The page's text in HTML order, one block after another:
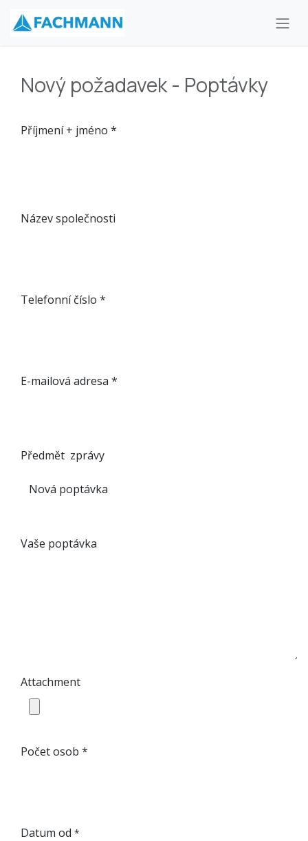
Nový požadavek - Poptávky
Příjmení + jméno *
Název společnosti
Telefonní číslo *
E-mailová adresa *
Předmět ​zprávy
Vaše poptávka
Attachment
Počet osob *
Datum od *